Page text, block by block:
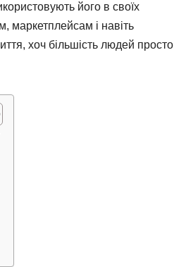
його в своїх
маркетплейсам і навіть
хоч більшість людей просто